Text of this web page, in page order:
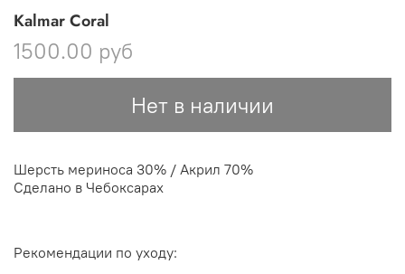
Kalmar Coral
1500.00 руб
Нет в наличии
Шерсть мериноса 30% / Акрил 70%
Сделано в Чебоксарах
Рекомендации по уходу: